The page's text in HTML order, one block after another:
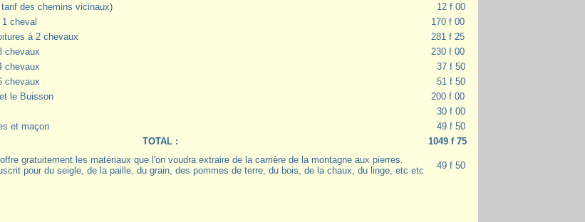
des chemins vicinaux)
12 f 00
cheval
170 f 00
à 2 chevaux
281 f 25
chevaux
230 f 00
chevaux
37 f 50
chevaux
51 f 50
le Buisson
200 f 00
30 f 00
et maçon
49 f 50
TOTAL :
1049 f 75
gratuitement les matériaux que l'on voudra extraire de la carrière de la montagne aux pierres.
pour du seigle, de la paille, du grain, des pommes de terre, du bois, de la chaux, du linge, etc etc
49 f 50